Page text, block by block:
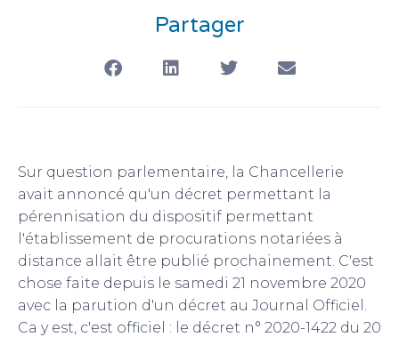
Partager
Sur question parlementaire, la Chancellerie
avait annoncé qu'un décret permettant la
pérennisation du dispositif permettant
l'établissement de procurations notariées à
distance allait être publié prochainement. C'est
chose faite depuis le samedi 21 novembre 2020
avec la parution d'un décret au Journal Officiel.
Ca y est, c'est officiel : le décret n° 2020-1422 du 20